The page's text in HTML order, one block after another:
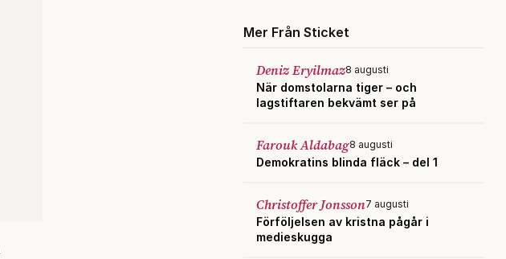
Mer Från Sticket
Deniz Eryilmaz8 augusti
När domstolarna tiger – och
lagstiftaren bekvämt ser på
Farouk Aldabag8 augusti
Demokratins blinda fläck – del 1
Christoffer Jonsson7 augusti
Förföljelsen av kristna pågår i
medieskugga